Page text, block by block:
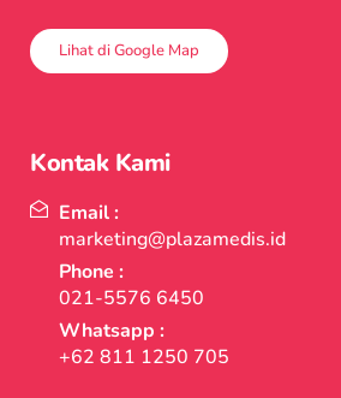
Lihat di Google Map
Kontak Kami
Email :
marketing@plazamedis.id
Phone :
021-5576 6450
Whatsapp :
+62 811 1250 705